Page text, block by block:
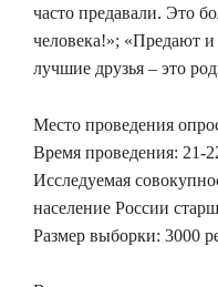
часто предавали. Это
человека!»; «Предают
лучшие друзья – это
Место проведения
Время проведения: 21-
Исследуемая
население России
Размер выборки: 3000